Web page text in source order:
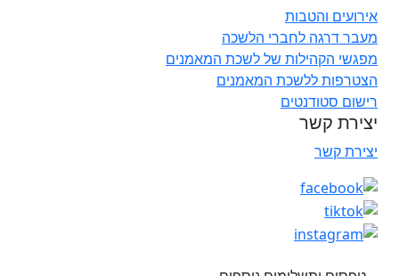
אירועים והטבות
מעבר דרגה לחברי הלשכה
מפגשי הקהילות של לשכת המאמנים
הצטרפות ללשכת המאמנים
רישום סטודנטים
יצירת קשר
יצירת קשר